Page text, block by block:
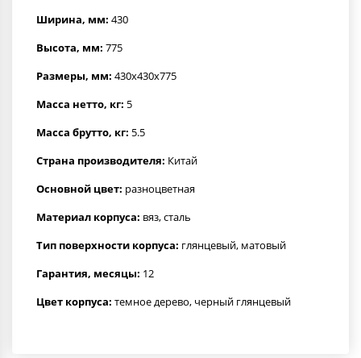
Ширина, мм: 430
Высота, мм: 775
Размеры, мм: 430x430x775
Масса нетто, кг: 5
Масса брутто, кг: 5.5
Страна производителя: Китай
Основной цвет: разноцветная
Материал корпуса: вяз, сталь
Тип поверхности корпуса: глянцевый, матовый
Гарантия, месяцы: 12
Цвет корпуса: темное дерево, черный глянцевый